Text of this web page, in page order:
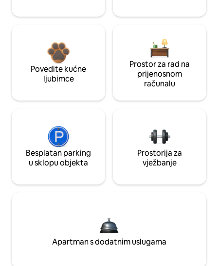
Povedite kućne
ljubimce
Prostor za rad na
prijenosnom
računalu
Besplatan parking
u sklopu objekta
Prostorija za
vježbanje
Apartman s dodatnim uslugama